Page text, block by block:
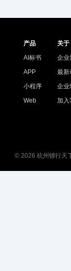
产品
AI标书
APP
小程序
Web
关于
企业
最新
企业
加入
© 2026 杭州镖行天